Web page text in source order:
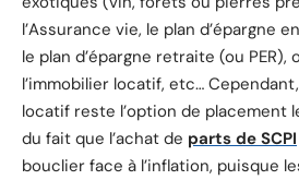
l’Assurance vie, le plan d’épargne
le plan d’épargne retraite (ou PER),
l’immobilier locatif, etc…
locatif reste l’option de placement
du fait que l’achat de parts de SCPI
bouclier face à l’inflation, puisque